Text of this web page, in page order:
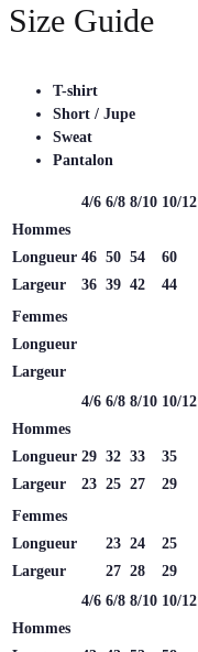
Size Guide
T-shirt
Short / Jupe
Sweat
Pantalon
4/6 6/8 8/10 10/12
Hommes
Longueur 46 50 54 60
Largeur
36 39 42 44
Femmes
Longueur
Largeur
4/6 6/8 8/10 10/12
Hommes
Longueur 29 32 33 35
Largeur
23 25 27 29
Femmes
Longueur
23 24 25
Largeur
27 28 29
4/6 6/8 8/10 10/12
Hommes